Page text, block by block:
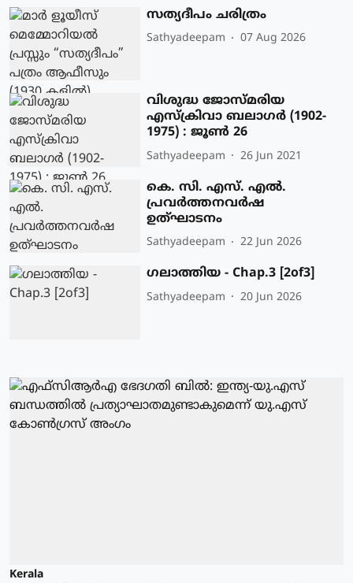
സത്യദീപം ചരിത്രം
Sathyadeepam 07 Aug 2026
വിശുദ്ധ ജോസ്മരിയ
എസ്‌ക്രിവാ ബലാഗര്‍ (1902-
1975) : ജൂണ്‍ 26
Sathyadeepam 26 Jun 2021
കെ. സി. എസ്. എല്‍.
പ്രവര്‍ത്തനവര്‍ഷ
ഉത്ഘാടനം
Sathyadeepam 22 Jun 2026
ഗലാത്തിയ - Chap.3 [2of3]
Sathyadeepam 20 Jun 2026
Kerala